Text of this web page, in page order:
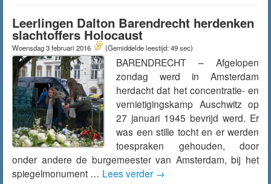
Leerlingen Dalton Barendrecht herdenken
slachtoffers Holocaust
Woensdag 3 februari 2016 (Gemiddelde leestijd: 49 sec)
BARENDRECHT – Afgelopen
zondag werd in Amsterdam
herdacht dat het concentratie- en
vernietigingskamp Auschwitz op
27 januari 1945 bevrijd werd. Er
was een stille tocht en er werden
toespraken gehouden, door
onder andere de burgemeester van Amsterdam, bij het
spiegelmonument … Lees verder →